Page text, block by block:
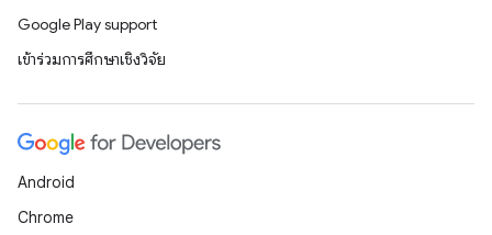
Google Play support
เข้าร่วมการศึกษาเชิงวิจัย
Android
Chrome